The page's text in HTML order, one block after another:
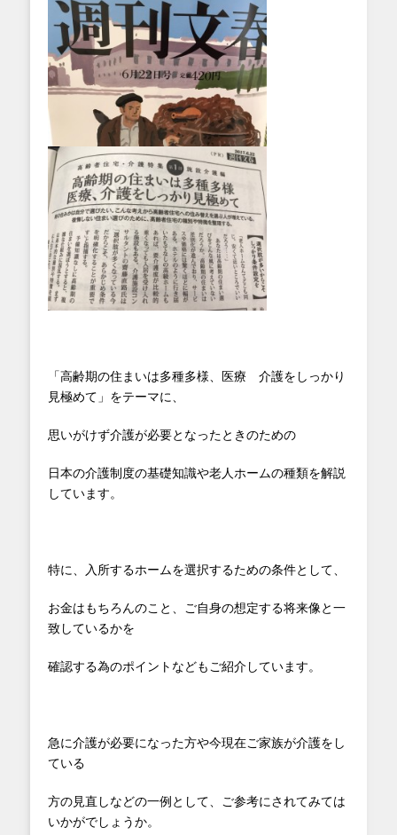
「高齢期の住まいは多種多様、医療 介護をしっかり
見極めて」をテーマに、
思いがけず介護が必要となったときのための
日本の介護制度の基礎知識や老人ホームの種類を解説
しています。
特に、入所するホームを選択するための条件として、
お金はもちろんのこと、ご自身の想定する将来像と一
致しているかを
確認する為のポイントなどもご紹介しています。
急に介護が必要になった方や今現在ご家族が介護をし
ている
方の見直しなどの一例として、ご参考にされてみては
いかがでしょうか。